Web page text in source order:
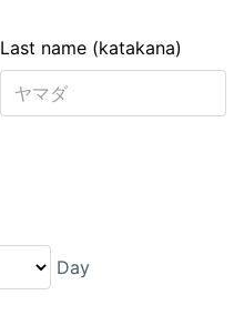
Last name (katakana)
Day